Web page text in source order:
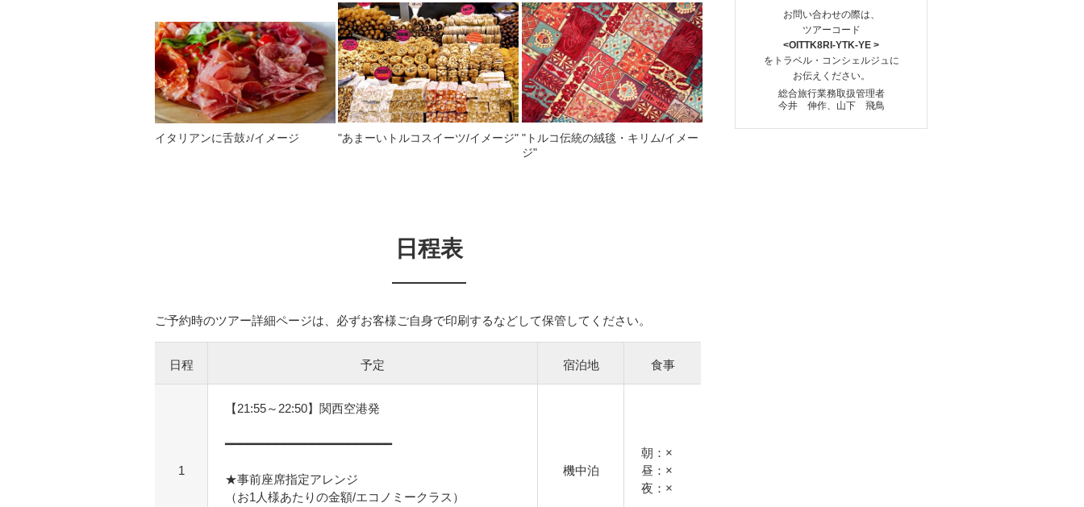
イタリアンに舌鼓♪/イメージ "あまーいトルコスイーツ/イメージ" "トルコ伝統の絨毯・キリム/イメー
ジ"
日程表
ご予約時のツアー詳細ページは、必ずお客様ご自身で印刷するなどして保管してください。
日程 予定 宿泊地 食事
1
【21:55～22:50】関西空港発
━━━━━━━━━━━━━━━━━━━━━━━
★事前座席指定アレンジ
（お1人様あたりの金額/エコノミークラス）
機中泊
朝：×
昼：×
夜：×
お問い合わせの際は、
ツアーコード
<OITTK8RI-YTK-YE >
をトラベル・コンシェルジュに
お伝えください。
総合旅行業務取扱管理者
今井 伸作、山下 飛鳥